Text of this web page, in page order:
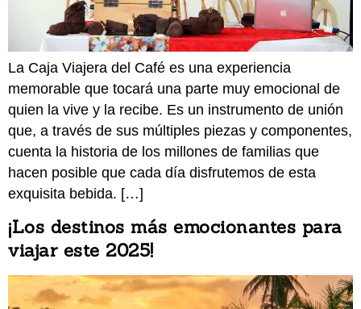
La Caja Viajera del Café es una experiencia
memorable que tocará una parte muy emocional de
quien la vive y la recibe. Es un instrumento de unión
que, a través de sus múltiples piezas y componentes,
cuenta la historia de los millones de familias que
hacen posible que cada día disfrutemos de esta
exquisita bebida. […]
¡Los destinos más emocionantes para
viajar este 2025!